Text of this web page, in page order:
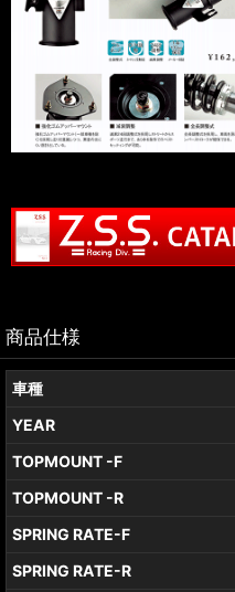
商品仕様
車種
YEAR
TOPMOUNT -F
TOPMOUNT -R
SPRING RATE-F
SPRING RATE-R